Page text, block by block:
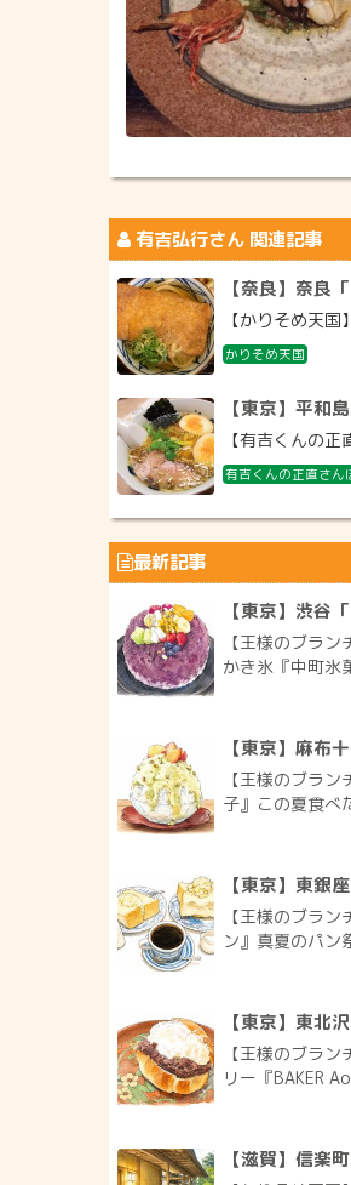
有吉弘行さん 関連記事
【奈良】奈良
【かりそめ天
かりそめ天国
【東京】平和
【有吉くんの
有吉くんの正直さん
最新記事
【東京】渋谷
【王様のブラ
かき氷『中町
【東京】麻布
【王様のブラ
子』この夏食
【東京】東銀
【王様のブラ
ン』真夏のパ
【東京】東北
【王様のブラ
リー『BAKER
【滋賀】信楽